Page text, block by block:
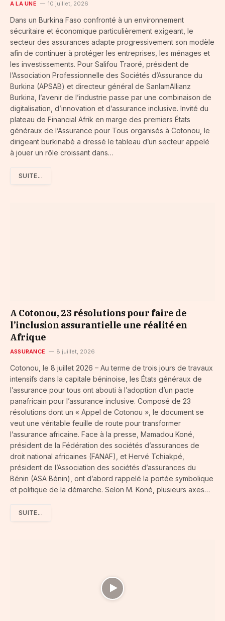
A LA UNE 10 juillet, 2026
Dans un Burkina Faso confronté à un environnement
sécuritaire et économique particulièrement exigeant, le
secteur des assurances adapte progressivement son modèle
afin de continuer à protéger les entreprises, les ménages et
les investissements. Pour Salifou Traoré, président de
l’Association Professionnelle des Sociétés d’Assurance du
Burkina (APSAB) et directeur général de SanlamAllianz
Burkina, l’avenir de l’industrie passe par une combinaison de
digitalisation, d’innovation et d’assurance inclusive. Invité du
plateau de Financial Afrik en marge des premiers États
généraux de l’Assurance pour Tous organisés à Cotonou, le
dirigeant burkinabè a dressé le tableau d’un secteur appelé
à jouer un rôle croissant dans…
SUITE...
A Cotonou, 23 résolutions pour faire de
l’inclusion assurantielle une réalité en
Afrique
ASSURANCE 8 juillet, 2026
Cotonou, le 8 juillet 2026 – Au terme de trois jours de travaux
intensifs dans la capitale béninoise, les États généraux de
l’assurance pour tous ont abouti à l’adoption d’un pacte
panafricain pour l’assurance inclusive. Composé de 23
résolutions dont un « Appel de Cotonou », le document se
veut une véritable feuille de route pour transformer
l’assurance africaine. Face à la presse, Mamadou Koné,
président de la Fédération des sociétés d’assurances de
droit national africaines (FANAF), et Hervé Tchiakpé,
président de l’Association des sociétés d’assurances du
Bénin (ASA Bénin), ont d’abord rappelé la portée symbolique
et politique de la démarche. Selon M. Koné, plusieurs axes…
SUITE...